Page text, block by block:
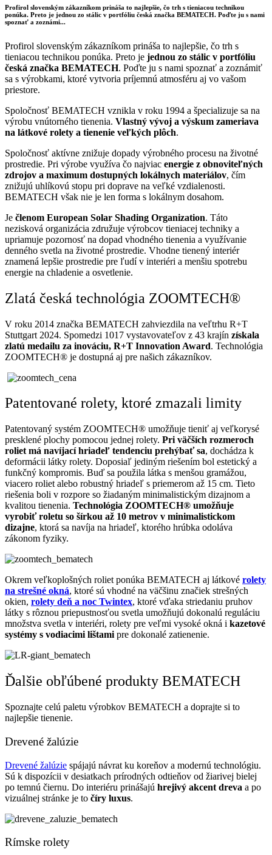
Profirol slovenským zákazníkom prináša to najlepšie, čo trh s tieniacou technikou
ponúka. Preto je jednou zo stálic v portfóliu česká značka BEMATECH. Poďte ju s nami
spoznať a zoznámi...
Profirol slovenským zákazníkom prináša to najlepšie, čo trh s
tieniacou technikou ponúka. Preto je jednou zo stálic v portfóliu
česká značka BEMATECH. Poďte ju s nami spoznať a zoznámiť
sa s výrobkami, ktoré vytvoria príjemnú atmosféru aj vo vašom
priestore.
Spoločnosť BEMATECH vznikla v roku 1994 a špecializuje sa na
výrobu vnútorného tienenia. Vlastný vývoj a výskum zameriava
na látkové rolety a tienenie veľkých plôch.
Spoločnosť aktívne znižuje dopady výrobného procesu na životné
prostredie. Pri výrobe využíva čo najviac energie z obnoviteľných
zdrojov a maximum dostupných lokálnych materiálov, čím
znižujú uhlíkovú stopu pri doprave na veľké vzdialenosti.
BEMATECH však nie je len forma s lokálnym dosahom.
Je členom European Solar Shading Organization. Táto
nezisková organizácia združuje výrobcov tieniacej techniky a
upriamuje pozornosť na dopad vhodného tienenia a využívanie
denného svetla na životné prostredie. Vhodne tienený interiér
znamená lepšie prostredie pre ľudí v interiéri a menšiu spotrebu
energie na chladenie a osvetlenie.
Zlatá česká technológia ZOOMTECH®
V roku 2014 značka BEMATECH zahviezdila na veľtrhu R+T
Stuttgart 2024. Spomedzi 1017 vystavovateľov z 43 krajín získala
zlatú medailu za inováciu, R+T Innovation Award. Technológia
ZOOMTECH® je dostupná aj pre našich zákazníkov.
Patentované rolety, ktoré zmazali limity
Patentovaný systém ZOOMTECH® umožňuje tieniť aj veľkorysé
presklené plochy pomocou jednej rolety. Pri väčších rozmeroch
roliet má navíjací hriadeľ tendenciu prehýbať sa, dochádza k
deformácii látky rolety. Doposiaľ jediným riešením bol estetický a
funkčný kompromis. Buď sa použila látka s menšou gramážou,
viacero roliet alebo robustný hriadeľ s priemerom až 15 cm. Tieto
riešenia boli v rozpore so žiadaným minimalistickým dizajnom a
kvalitou tienenia. Technológia ZOOMTECH® umožňuje
vyrobiť roletu so šírkou až 10 metrov v minimalistickom
dizajne, ktorá sa navíja na hriadeľ, ktorého hrúbka odoláva
zákonom fyziky.
Okrem veľkoplošných roliet ponúka BEMATECH aj látkové rolety
na strešné okná, ktoré sú vhodné na väčšinu značiek strešných
okien, rolety deň a noc Twintex, ktoré vďaka striedaniu pruhov
látky s rôznou priepustnosťou svetla umožňujú dokonalú reguláciu
množstva svetla v interiéri, rolety pre veľmi vysoké okná i kazetové
systémy s vodiacimi lištami pre dokonalé zatienenie.
Ďalšie obľúbené produkty BEMATECH
Spoznajte celú paletu výrobkov BEMATECH a doprajte si to
najlepšie tienenie.
Drevené žalúzie
Drevené žalúzie spájajú návrat ku koreňov a modernú technológiu.
Sú k dispozícii v desiatkach prírodných odtieňov od žiarivej bielej
po temnú čiernu. Do interiéru prinášajú hrejivý akcent dreva a po
vizuálnej stránke je to číry luxus.
Rímske rolety